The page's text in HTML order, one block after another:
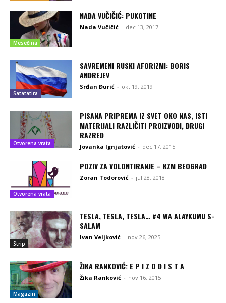
Mesečina
NADA VUČIČIĆ: PUKOTINE
Nada Vučičić - dec 13, 2017
Satatatira
SAVREMENI RUSKI AFORIZMI: BORIS
ANDREJEV
Srđan Đurić - okt 19, 2019
Otvorena vrata
PISANA PRIPREMA IZ SVET OKO NAS, ISTI
MATERIJALI RAZLIČITI PROIZVODI, DRUGI
RAZRED
Jovanka Ignjatović - dec 17, 2015
Otvorena vrata
POZIV ZA VOLONTIRANJE – KZM BEOGRAD
Zoran Todorović - jul 28, 2018
Strip
TESLA, TESLA, TESLA… #4 WA ALAYKUMU S-
SALAM
Ivan Veljković - nov 26, 2025
Magazin
ŽIKA RANKOVIĆ: E P I Z O D I S T A
Žika Ranković - nov 16, 2015